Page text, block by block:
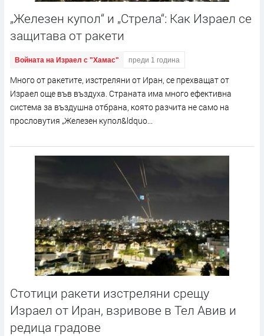
„Железен купол“ и „Стрела“: Как Израел се
защитава от ракети
Войната на Израел с "Хамас" преди 1 година
Много от ракетите, изстреляни от Иран, се прехващат от
Израел още във въздуха. Страната има много ефективна
система за въздушна отбрана, която разчита не само на
прословутия „Железен купол&ldquo...
Стотици ракети изстреляни срещу
Израел от Иран, взривове в Тел Авив и
редица градове